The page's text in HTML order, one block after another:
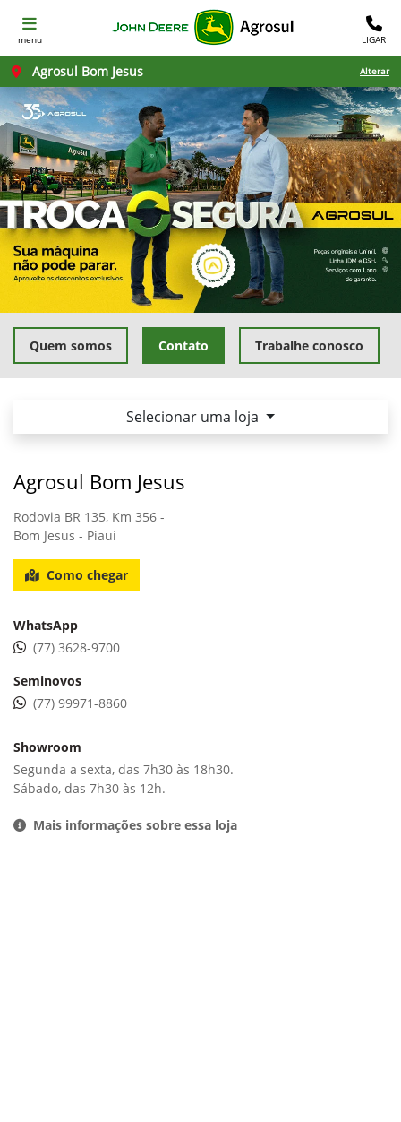
menu LIGAR
Agrosul Bom Jesus Alterar
Quem somos Contato Trabalhe conosco
Selecionar uma loja
Agrosul Bom Jesus
Rodovia BR 135, Km 356 -
Bom Jesus - Piauí
Como chegar
WhatsApp
(77) 3628-9700
Seminovos
(77) 99971-8860
Showroom
Segunda a sexta, das 7h30 às 18h30.
Sábado, das 7h30 às 12h.
Mais informações sobre essa loja